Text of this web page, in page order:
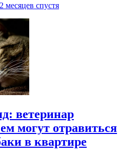
месяцев спустя
ветеринар
могут отравиться
в квартире